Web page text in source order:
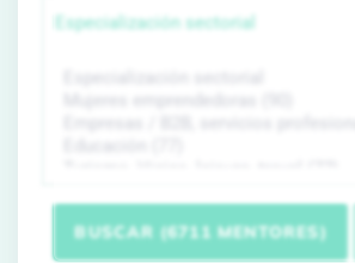
Especialización sectorial
BUSCAR (6711 MENTORES)